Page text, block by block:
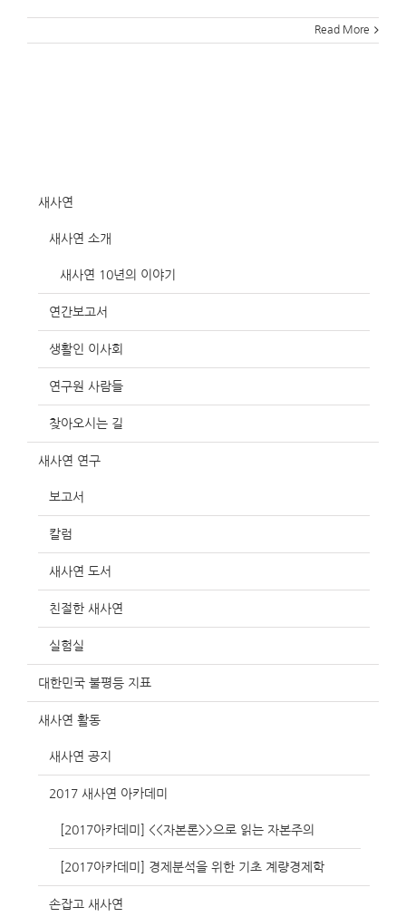
Read More
새사연
새사연 소개
새사연 10년의 이야기
연간보고서
생활인 이사회
연구원 사람들
찾아오시는 길
새사연 연구
보고서
칼럼
새사연 도서
친절한 새사연
실험실
대한민국 불평등 지표
새사연 활동
새사연 공지
2017 새사연 아카데미
[2017아카데미] <<자본론>>으로 읽는 자본주의
[2017아카데미] 경제분석을 위한 기초 계량경제학
손잡고 새사연